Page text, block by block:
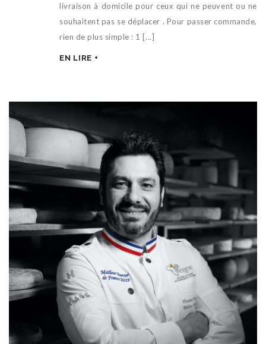
livraison à domicile pour ceux qui ne peuvent ou ne
souhaitent pas se déplacer . Pour passer commande,
rien de plus simple : 1 [...]
EN LIRE +